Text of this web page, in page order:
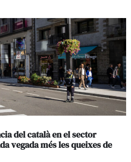
del català en el sector
vegada més les queixes de